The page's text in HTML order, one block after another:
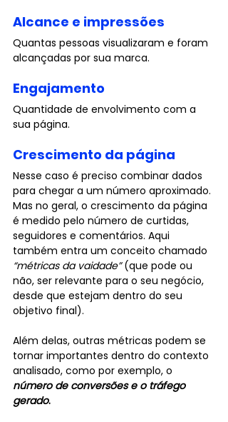
Alcance e impressões
Quantas pessoas visualizaram e foram
alcançadas por sua marca.
Engajamento
Quantidade de envolvimento com a
sua página.
Crescimento da página
Nesse caso é preciso combinar dados
para chegar a um número aproximado.
Mas no geral, o crescimento da página
é medido pelo número de curtidas,
seguidores e comentários. Aqui
também entra um conceito chamado
“métricas da vaidade” (que pode ou
não, ser relevante para o seu negócio,
desde que estejam dentro do seu
objetivo final).
Além delas, outras métricas podem se
tornar importantes dentro do contexto
analisado, como por exemplo, o
número de conversões e o tráfego
gerado.